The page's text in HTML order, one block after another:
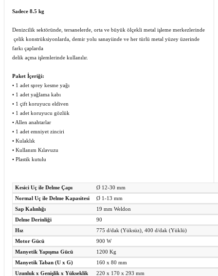
Sadece 8.5 kg
Denizcilik sektöründe, tersanelerde, orta ve büyük ölçekli metal işleme merkezlerinde
çelik konstrüksiyonlarda, demir yolu sanayiinde ve her türlü metal yüzey üzerinde
farkı çaplarda
delik açma işlemlerinde kullanılır.
Paket İçeriği:
• 1 adet sprey kesme yağı
• 1 adet yağlama kabı
• 1 çift koruyucu eldiven
• 1 adet koruyucu gözlük
• Allen anahtarlar
• 1 adet emniyet zinciri
• Kulaklık
• Kullanım Kılavuzu
• Plastik kutulu
Kesici Uç ile Delme Çapı
Ø 12-30 mm
Normal Uç ile Delme Kapasitesi
Ø 1-13 mm
Sap Kalınlığı
19 mm Weldon
Delme Derinliği
90
Hız
775 d/dak (Yüksüz), 400 d/dak (Yüklü)
Motor Gücü
900 W
Manyetik Yapışma Gücü
1200 Kg
Manyetik Taban (U x G)
160 x 80 mm
Uzunluk x Genişlik x Yükseklik
220 x 170 x 293 mm